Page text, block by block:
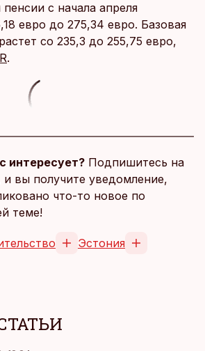
с начала апреля
евро до 275,34 евро. Базовая
со 235,3 до 255,75 евро,
.
интересует? Подпишитесь на
вы получите уведомление,
что-то новое по
теме!
Эстония